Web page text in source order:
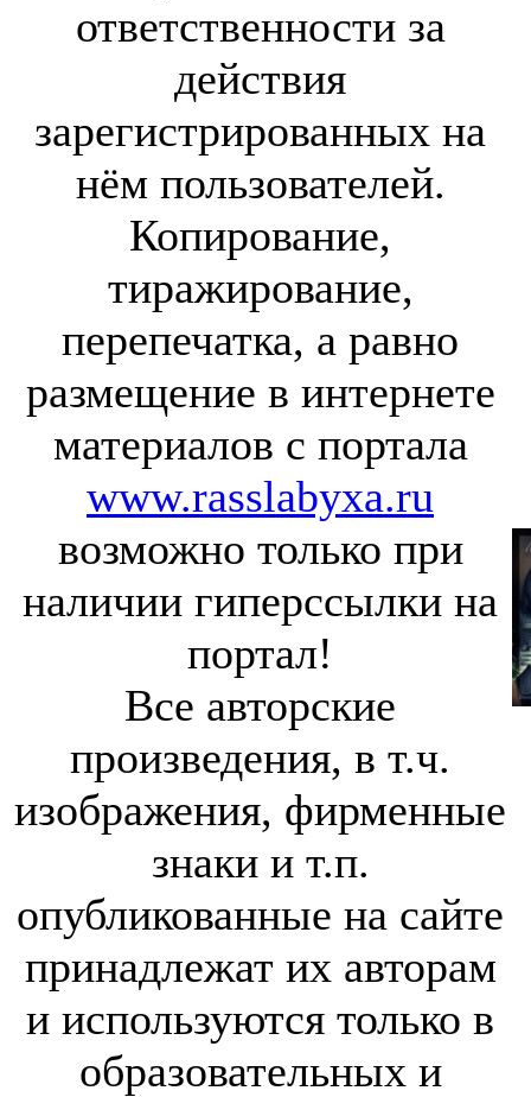
ответственности за
действия
зарегистрированных на
нём пользователей.
Копирование,
тиражирование,
перепечатка, а равно
размещение в интернете
материалов с портала
www.rasslabyxa.ru
возможно только при
наличии гиперссылки на
портал!
Все авторские
произведения, в т.ч.
изображения, фирменные
знаки и т.п.
опубликованные на сайте
принадлежат их авторам
и используются только в
образовательных и